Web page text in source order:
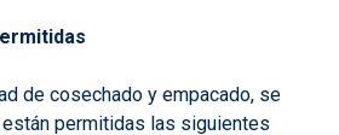
de cosechado y empacado, se
permitidas las siguientes